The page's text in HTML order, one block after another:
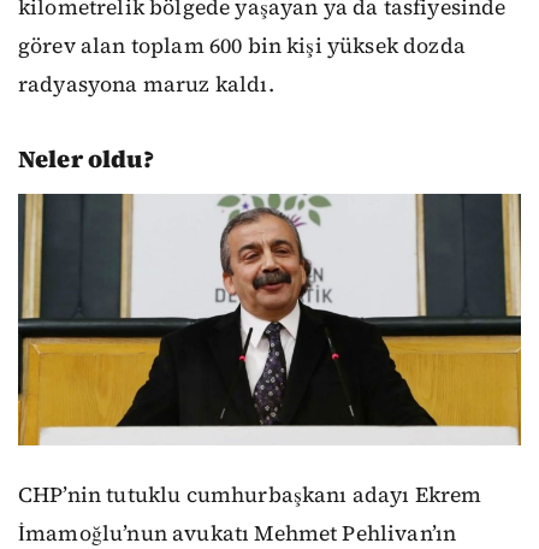
kilometrelik bölgede yaşayan ya da tasfiyesinde
görev alan toplam 600 bin kişi yüksek dozda
radyasyona maruz kaldı.
Neler oldu?
CHP’nin tutuklu cumhurbaşkanı adayı Ekrem
İmamoğlu’nun avukatı Mehmet Pehlivan’ın